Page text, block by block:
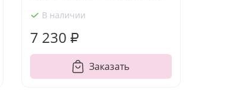
В наличии
7 230 ₽
Заказать